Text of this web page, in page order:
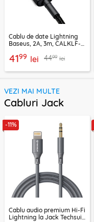
Cablu de date Lightning
Baseus, 2A, 3m, CALKLF-
4199 lei 4499 lei
VEZI MAI MULTE
Cabluri Jack
-11%
Cablu audio premium Hi-Fi
Lightning la Jack Techsuit